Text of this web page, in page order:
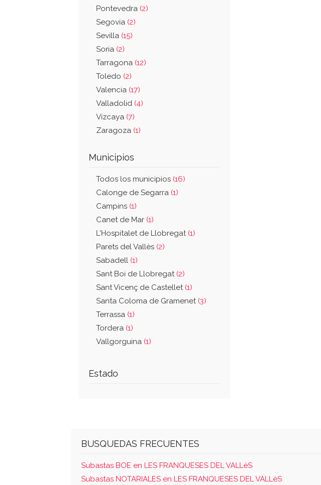
Pontevedra (2)
Segovia (2)
Sevilla (15)
Soria (2)
Tarragona (12)
Toledo (2)
Valencia (17)
Valladolid (4)
Vizcaya (7)
Zaragoza (1)
Municipios
Todos los municipios (16)
Calonge de Segarra (1)
Campins (1)
Canet de Mar (1)
L'Hospitalet de Llobregat (1)
Parets del Vallès (2)
Sabadell (1)
Sant Boi de Llobregat (2)
Sant Vicenç de Castellet (1)
Santa Coloma de Gramenet (3)
Terrassa (1)
Tordera (1)
Vallgorguina (1)
Estado
BUSQUEDAS FRECUENTES
Subastas BOE en LES FRANQUESES DEL VALLèS
Subastas NOTARIALES en LES FRANQUESES DEL VALLèS